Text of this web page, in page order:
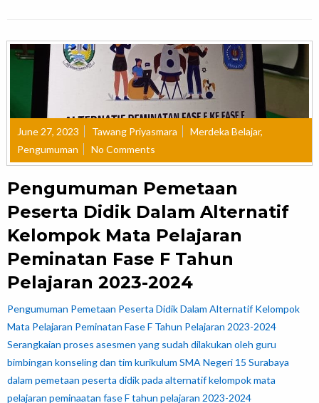
June 27, 2023 Tawang Priyasmara Merdeka Belajar,
Pengumuman
No Comments
Pengumuman Pemetaan
Peserta Didik Dalam Alternatif
Kelompok Mata Pelajaran
Peminatan Fase F Tahun
Pelajaran 2023-2024
Pengumuman Pemetaan Peserta Didik Dalam Alternatif Kelompok
Mata Pelajaran Peminatan Fase F Tahun Pelajaran 2023-2024
Serangkaian proses asesmen yang sudah dilakukan oleh guru
bimbingan konseling dan tim kurikulum SMA Negeri 15 Surabaya
dalam pemetaan peserta didik pada alternatif kelompok mata
pelajaran peminaatan fase F tahun pelajaran 2023-2024